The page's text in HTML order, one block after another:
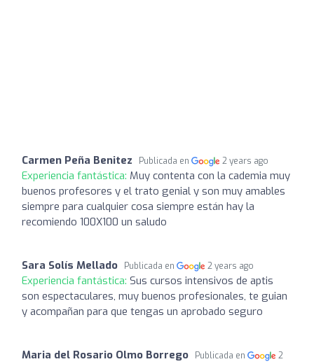
Carmen Peña Benitez Publicada en 2 years ago
Experiencia fantástica: Muy contenta con la cademia muy
buenos profesores y el trato genial y son muy amables
siempre para cualquier cosa siempre están hay la
recomiendo 100X100 un saludo
Sara Solís Mellado Publicada en 2 years ago
Experiencia fantástica: Sus cursos intensivos de aptis
son espectaculares, muy buenos profesionales, te guian
y acompañan para que tengas un aprobado seguro
Maria del Rosario Olmo Borrego Publicada en
2